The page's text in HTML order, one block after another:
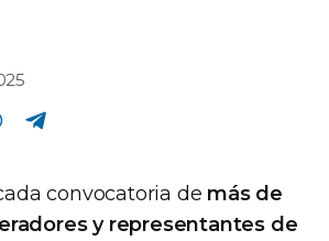
convocatoria de más de
y representantes de